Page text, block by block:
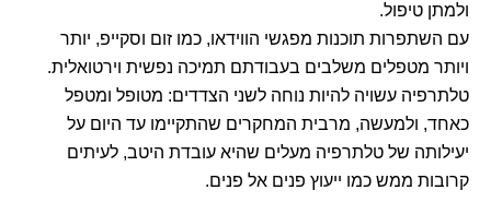
ולמתן טיפול.
עם השתפרות תוכנות מפגשי הווידאו, כמו זום וסקייפ, יותר
ויותר מטפלים משלבים בעבודתם תמיכה נפשית וירטואלית.
טלתרפיה עשויה להיות נוחה לשני הצדדים: מטופל ומטפל
כאחד, ולמעשה, מרבית המחקרים שהתקיימו עד היום על
יעילותה של טלתרפיה מעלים שהיא עובדת היטב, לעיתים
קרובות ממש כמו ייעוץ פנים אל פנים.